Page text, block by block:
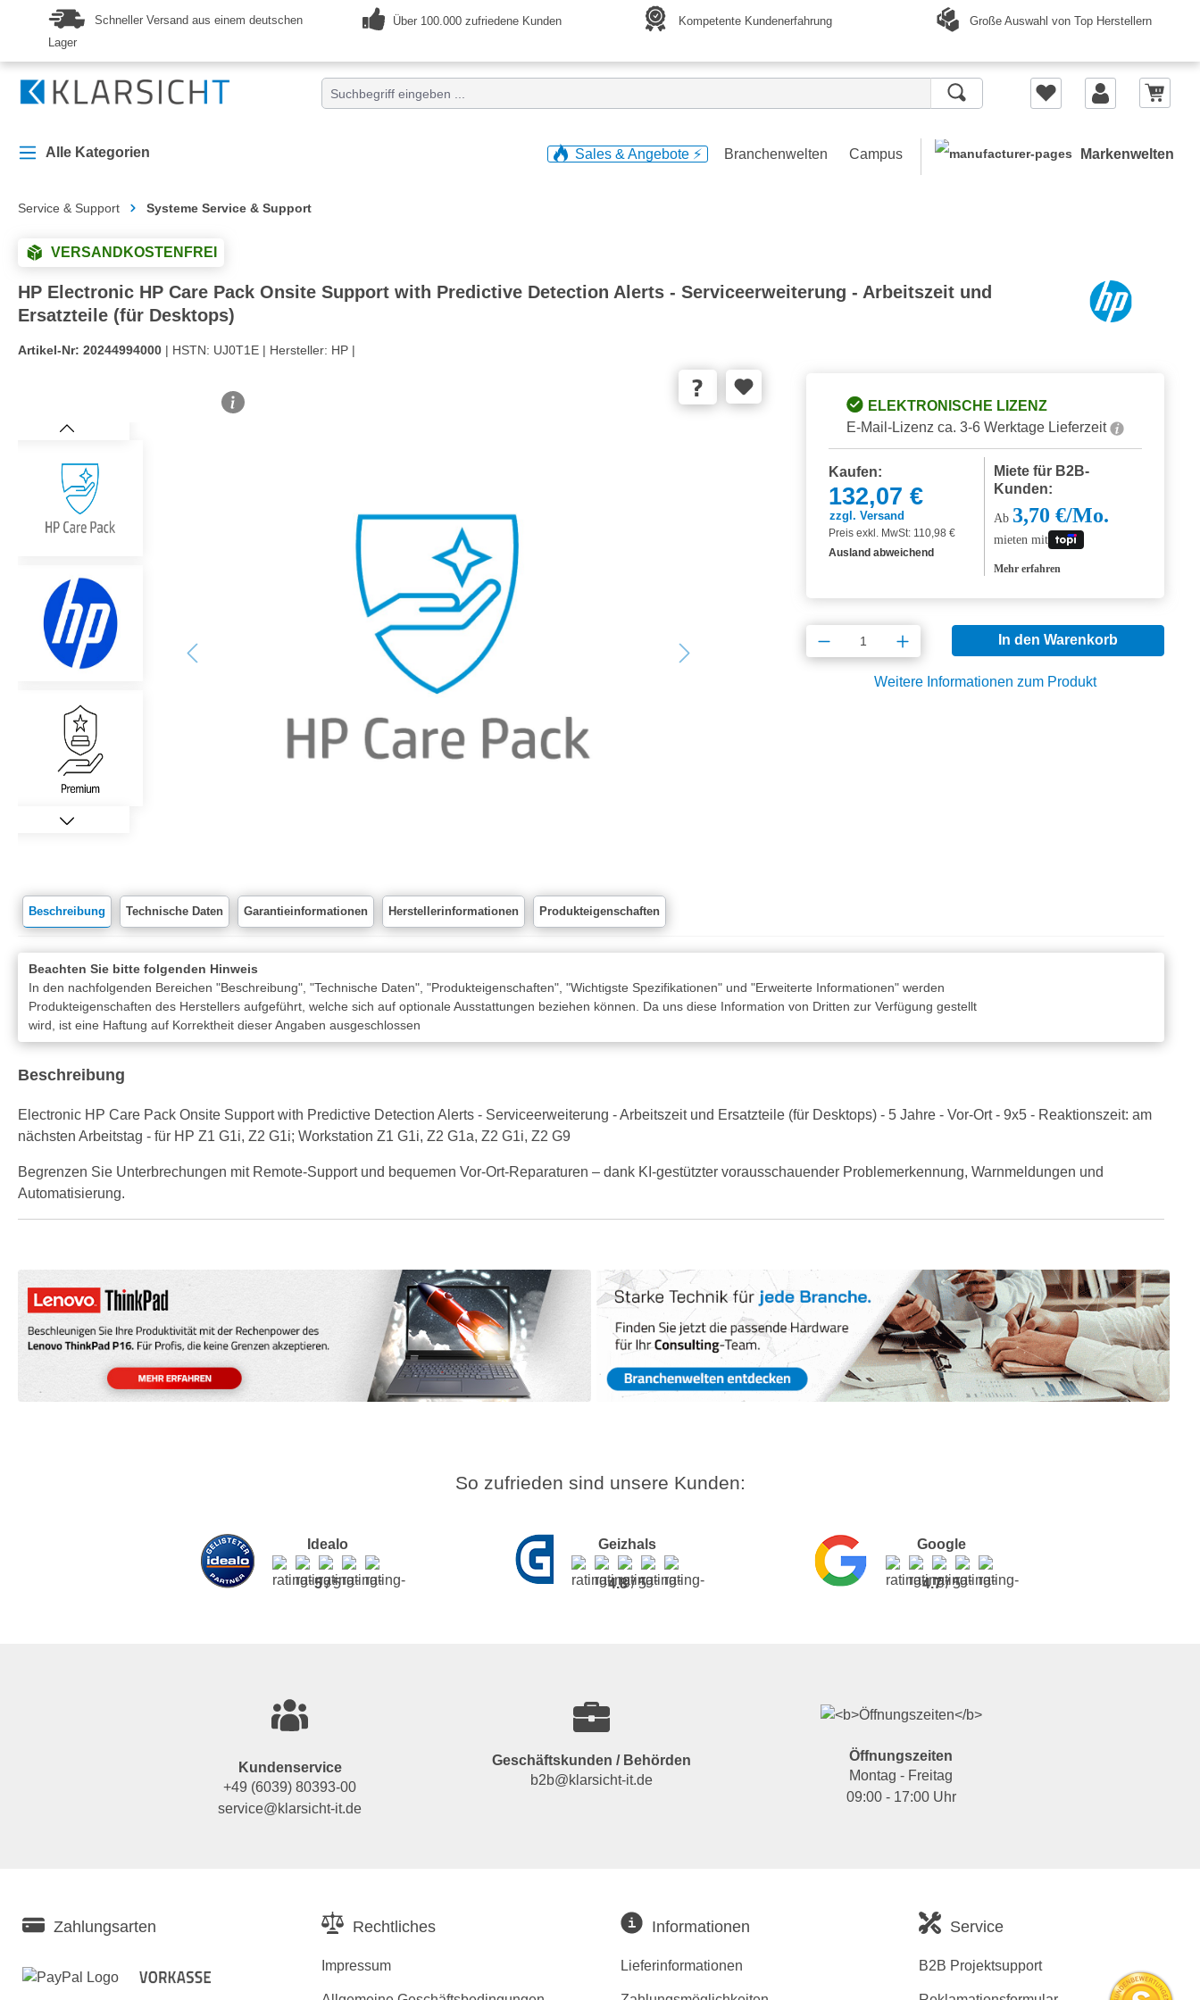
Zur Hauptnavigation springen
Schneller Versand aus einem deutschen
Lager
Über 100.000 zufriedene Kunden Kompetente Kundenerfahrung Große Auswahl von Top Herstellern
Alle Kategorien Sales & Angebote ⚡️ Branchenwelten Campus Markenwelten
Service & Support Systeme Service & Support
VERSANDKOSTENFREI
HP Electronic HP Care Pack Onsite Support with Predictive Detection Alerts - Serviceerweiterung - Arbeitszeit und
Ersatzteile (für Desktops)
Artikel-Nr: 20244994000 | HSTN: UJ0T1E | Hersteller: HP |
Bildergalerie überspringen
ELEKTRONISCHE LIZENZ
E-Mail-Lizenz ca. 3-6 Werktage Lieferzeit
Kaufen:
132,07 €
zzgl. Versand
Preis exkl. MwSt: 110,98 €
Ausland abweichend
Miete für B2B-
Kunden:
Ab 3,70 €/Mo.
mieten mit
Mehr erfahren
Produkt Anzahl: Gib den gewünschten
In den Warenkorb
Weitere Informationen zum Produkt
Beschreibung Technische Daten Garantieinformationen Herstellerinformationen Produkteigenschaften
Beachten Sie bitte folgenden Hinweis
In den nachfolgenden Bereichen "Beschreibung", "Technische Daten", "Produkteigenschaften", "Wichtigste Spezifikationen" und "Erweiterte Informationen" werden
Produkteigenschaften des Herstellers aufgeführt, welche sich auf optionale Ausstattungen beziehen können. Da uns diese Information von Dritten zur Verfügung gestellt
wird, ist eine Haftung auf Korrektheit dieser Angaben ausgeschlossen
Beschreibung
Electronic HP Care Pack Onsite Support with Predictive Detection Alerts - Serviceerweiterung - Arbeitszeit und Ersatzteile (für Desktops) - 5 Jahre - Vor-Ort - 9x5 - Reaktionszeit: am
nächsten Arbeitstag - für HP Z1 G1i, Z2 G1i; Workstation Z1 G1i, Z2 G1a, Z2 G1i, Z2 G9
Begrenzen Sie Unterbrechungen mit Remote-Support und bequemen Vor-Ort-Reparaturen – dank KI-gestützter vorausschauender Problemerkennung, Warnmeldungen und
Automatisierung.
So zufrieden sind unsere Kunden:
Idealo
5/ 5
Geizhals
4.8/ 5
Google
4.7/ 5
Kundenservice
+49 (6039) 80393-00
service@klarsicht-it.de
Geschäftskunden / Behörden
b2b@klarsicht-it.de
Öffnungszeiten
Montag - Freitag
09:00 - 17:00 Uhr
Zahlungsarten Rechtliches
Impressum
Informationen
Lieferinformationen
Service
B2B Projektsupport